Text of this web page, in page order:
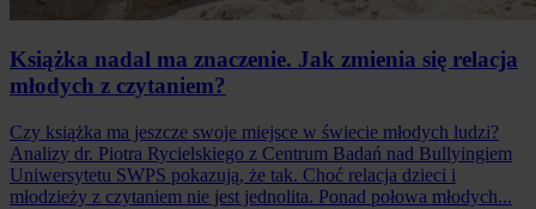
Książka nadal ma znaczenie. Jak zmienia się relacja
młodych z czytaniem?
Czy książka ma jeszcze swoje miejsce w świecie młodych ludzi?
Analizy dr. Piotra Rycielskiego z Centrum Badań nad Bullyingiem
Uniwersytetu SWPS pokazują, że tak. Choć relacja dzieci i
młodzieży z czytaniem nie jest jednolita. Ponad połowa młodych...